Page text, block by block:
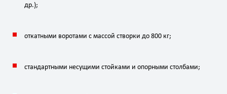
др.);
откатными воротами с массой створки до 800 кг;
стандартными несущими стойками и опорными столбами;